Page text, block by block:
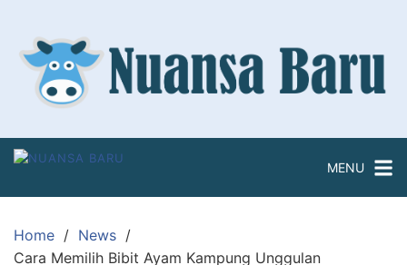
content
MENU
Home
News
Cara Memilih Bibit Ayam Kampung Unggulan